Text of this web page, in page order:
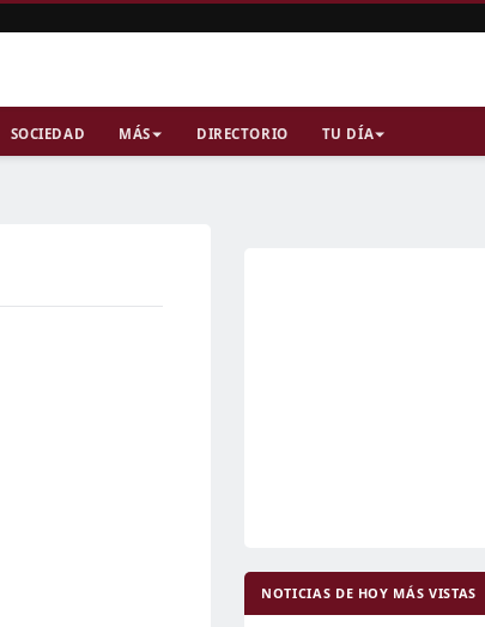
SOCIEDAD MÁS DIRECTORIO TU DÍA
NOTICIAS DE HOY MÁS VISTAS